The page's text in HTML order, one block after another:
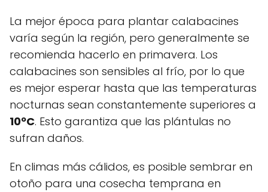
La mejor época para plantar calabacines
varía según la región, pero generalmente se
recomienda hacerlo en primavera. Los
calabacines son sensibles al frío, por lo que
es mejor esperar hasta que las temperaturas
nocturnas sean constantemente superiores a
10ºC. Esto garantiza que las plántulas no
sufran daños.
En climas más cálidos, es posible sembrar en
otoño para una cosecha temprana en